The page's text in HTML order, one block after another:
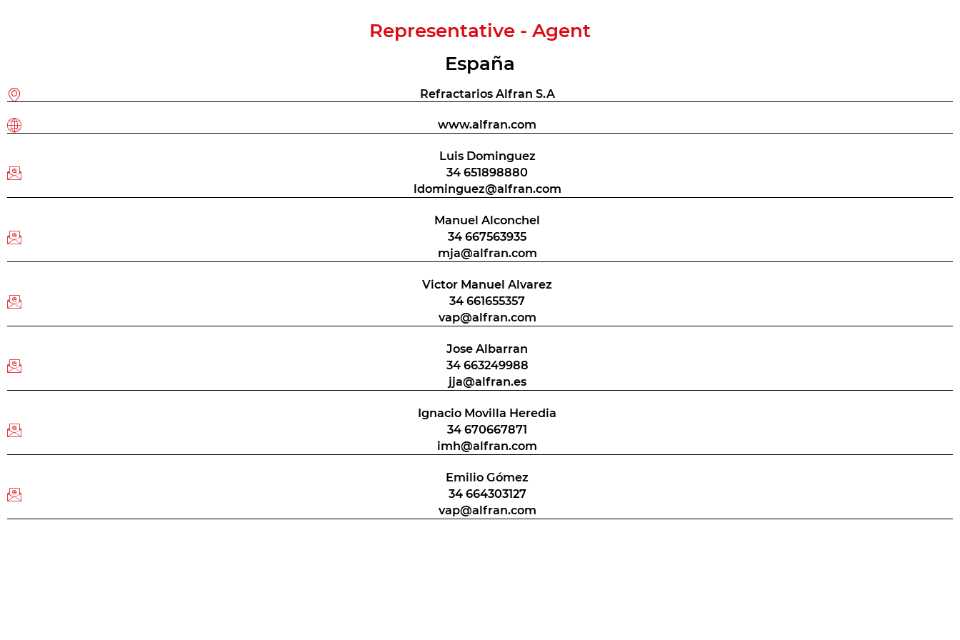
Representative - Agent​
España
Refractarios Alfran S.A
www.alfran.com
Luis Dominguez
34 651898880
ldominguez@alfran.com
Manuel Alconchel
34 667563935
mja@alfran.com
Victor Manuel Alvarez
34 661655357
vap@alfran.com
Jose Albarran
34 663249988
jja@alfran.es
Ignacio Movilla Heredia
34 670667871
imh@alfran.com
Emilio Gómez
34 664303127
vap@alfran.com